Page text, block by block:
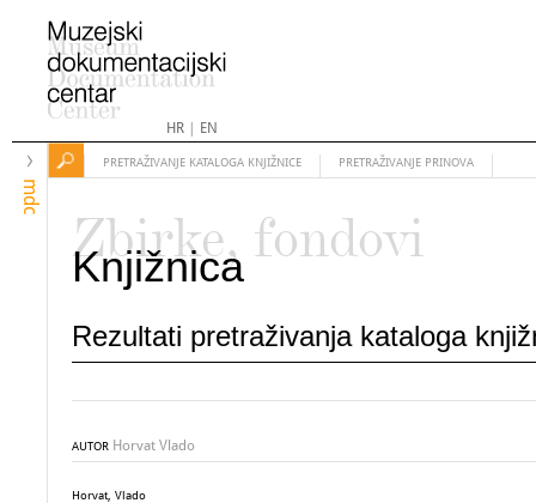
HR| EN
mdc
PRETRAŽIVANJE KATALOGA KNJIŽNICE PRETRAŽIVANJE PRINOVA
Zbirke, fondovi
Knjižnica
Rezultati pretraživanja kataloga
AUTOR Horvat Vlado
Horvat, Vlado